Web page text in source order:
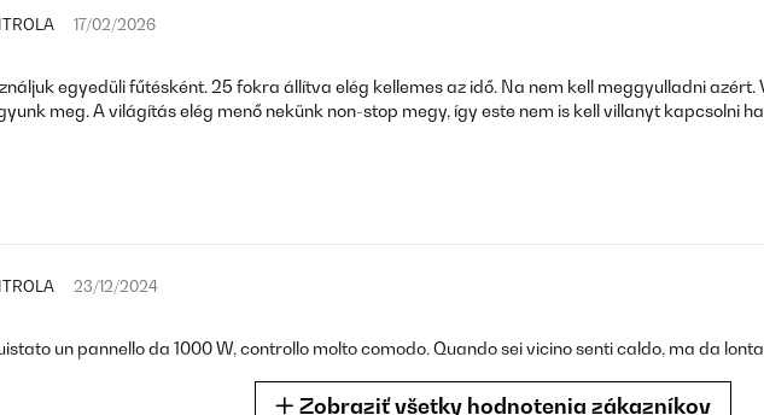
17/02/2026
egyedüli fűtésként. 25 fokra állítva elég kellemes az idő. Na nem kell meggyulladni
meg. A világítás elég menő nekünk non-stop megy, így este nem is kell villanyt kapcsolni
23/12/2024
un pannello da 1000 W, controllo molto comodo. Quando sei vicino senti caldo, ma da
Zobraziť všetky hodnotenia zákazníkov